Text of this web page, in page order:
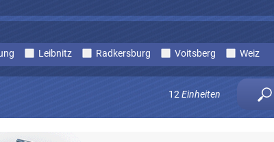
Leibnitz Radkersburg Voitsberg Weiz
12Einheiten